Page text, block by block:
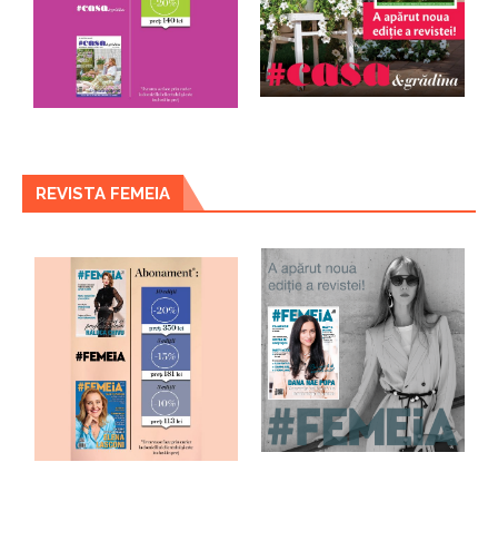
REVISTA FEMEIA